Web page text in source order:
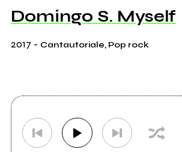
Domingo S. Myself
2017 - Cantautoriale, Pop rock